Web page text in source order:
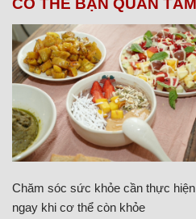
CÓ THỂ BẠN QUAN TÂM
Chăm sóc sức khỏe cần thực hiện
ngay khi cơ thể còn khỏe